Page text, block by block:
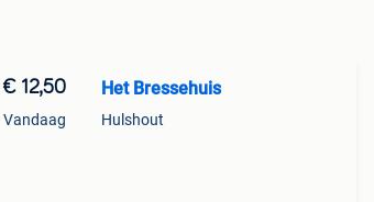
€ 12,50
Vandaag
Het Bressehuis
Hulshout